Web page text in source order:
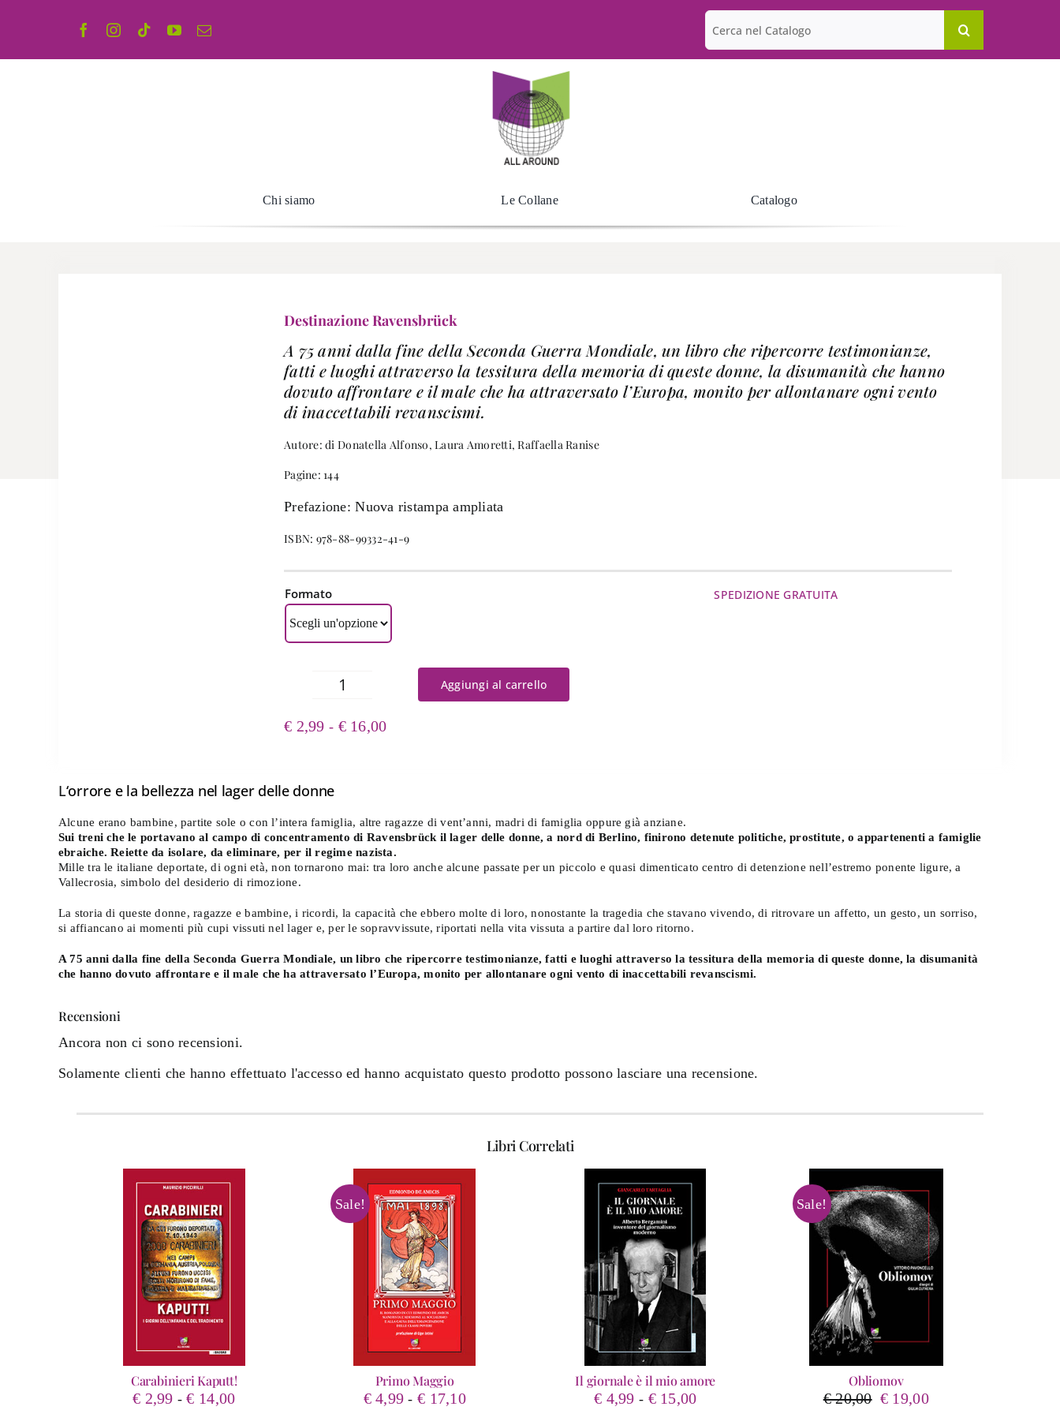
Cerca
per:
Chi siamo Le Collane Catalogo
Destinazione Ravensbrück
A 75 anni dalla fine della Seconda Guerra Mondiale, un libro che ripercorre testimonianze,
fatti e luoghi attraverso la tessitura della memoria di queste donne, la disumanità che hanno
dovuto affrontare e il male che ha attraversato l’Europa, monito per allontanare ogni vento
di inaccettabili revanscismi.
Autore: di Donatella Alfonso, Laura Amoretti, Raffaella Ranise
Pagine: 144
Prefazione: Nuova ristampa ampliata
ISBN: 978-88-99332-41-9
Formato
Destinazione
quantità
Aggiungi al carrello
€ 2,99 - €16,00Fascia
€ 16,00
SPEDIZIONE GRATUITA
L‘orrore e la bellezza nel lager delle donne
Alcune erano bambine, partite sole o con l’intera famiglia, altre ragazze di vent’anni, madri di famiglia oppure già anziane.
Sui treni che le portavano al campo di concentramento di Ravensbrück il lager delle donne, a nord di Berlino, finirono detenute politiche, prostitute, o appartenenti a famiglie
ebraiche. Reiette da isolare, da eliminare, per il regime nazista.
Mille tra le italiane deportate, di ogni età, non tornarono mai: tra loro anche alcune passate per un piccolo e quasi dimenticato centro di detenzione nell’estremo ponente ligure, a
Vallecrosia, simbolo del desiderio di rimozione.
La storia di queste donne, ragazze e bambine, i ricordi, la capacità che ebbero molte di loro, nonostante la tragedia che stavano vivendo, di ritrovare un affetto, un gesto, un sorriso,
si affiancano ai momenti più cupi vissuti nel lager e, per le sopravvissute, riportati nella vita vissuta a partire dal loro ritorno.
A 75 anni dalla fine della Seconda Guerra Mondiale, un libro che ripercorre testimonianze, fatti e luoghi attraverso la tessitura della memoria di queste donne, la disumanità
che hanno dovuto affrontare e il male che ha attraversato l’Europa, monito per allontanare ogni vento di inaccettabili revanscismi.
Recensioni
Ancora non ci sono recensioni.
Solamente clienti che hanno effettuato l'accesso ed hanno acquistato questo prodotto possono lasciare una recensione.
Libri Correlati
Carabinieri Kaputt!
€ 2,99 - € 14,00Fascia
Sale!
Primo Maggio
€4,99 - € 17,10Fascia
Il giornale è il mio amore
€ 4,99 - €15,00Fascia
Sale!
Obliomov
€20,00 Il
€ 19,00Il